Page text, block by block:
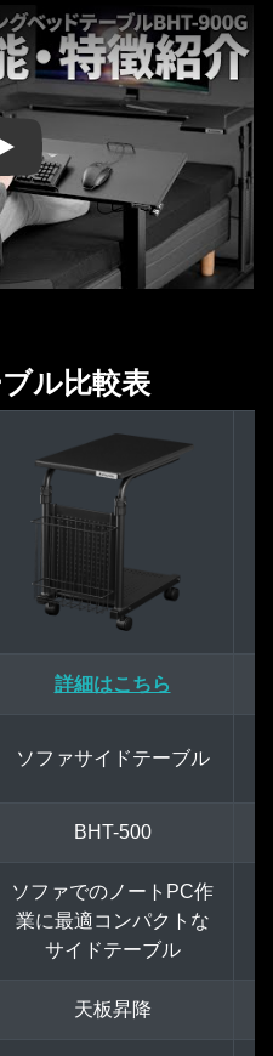
Play
ル比較表
詳細はこちら
ソファサイドテーブル
BHT-500
ソファでのノートPC作
業に最適コンパクトな
サイドテーブル
天板昇降